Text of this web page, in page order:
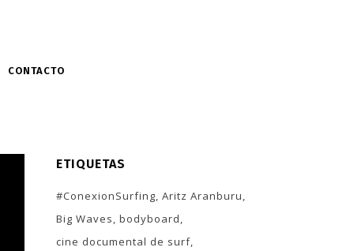
CONTACTO
ETIQUETAS
#ConexionSurfing Aritz Aranburu
Big Waves bodyboard
cine documental de surf